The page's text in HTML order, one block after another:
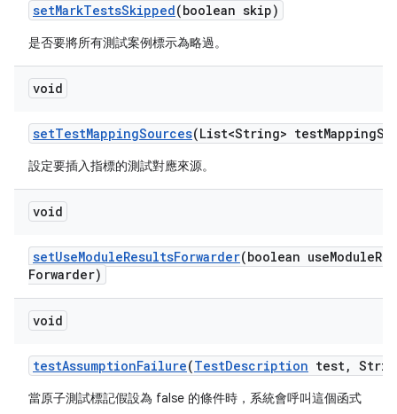
setMarkTestsSkipped(boolean skip)
是否要將所有測試案例標示為略過。
void
setTestMappingSources(List<String> testMapping
設定要插入指標的測試對應來源。
void
setUseModuleResultsForwarder(boolean useModule
Forwarder)
void
testAssumptionFailure(TestDescription test,
當原子測試標記假設為 false 的條件時，系統會呼叫這個函式